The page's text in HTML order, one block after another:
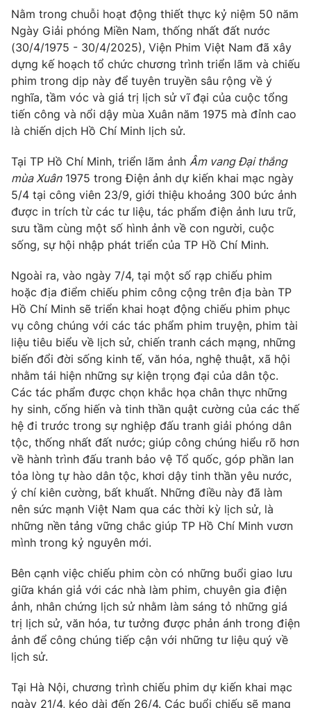
Câu chuyện quốc tế
Tài chính
Thị trường
Góc doanh nghiệp
Dữ liệu và đời sống
Truyền hình
Phim VTV
Hậu trường
Khán giả
Giải sao mai
Giải trí
Điện ảnh
Âm nhạc
Sao
Đời sống
Du lịch
Làm đẹp
Chất lượng cuộc sống
Giáo dục
Tuyển sinh
Học trực tuyến
Công nghệ
Hitech Công nghệ tương lai
Sản phẩm
Thị trường
Tư vấn
Lịch phát sóng
Chuyên mục khác
Emagazine Podcast
Photo Infographic
Video Shorts video
VTV Money VTV Thể thao
VTV Sức khoẻ
Thị trường 24h Tấm lòng Việt
VTV4 Vươn mình bằng AI
VTV9
Liên hệ tòa soạn English
Nằm trong chuỗi hoạt động thiết thực kỷ niệm 50 năm
Ngày Giải phóng Miền Nam, thống nhất đất nước
(30/4/1975 - 30/4/2025), Viện Phim Việt Nam đã xây
dựng kế hoạch tổ chức chương trình triển lãm và chiếu
phim trong dịp này để tuyên truyền sâu rộng về ý
nghĩa, tầm vóc và giá trị lịch sử vĩ đại của cuộc tổng
tiến công và nổi dậy mùa Xuân năm 1975 mà đỉnh cao
là chiến dịch Hồ Chí Minh lịch sử.
Tại TP Hồ Chí Minh, triển lãm ảnh Âm vang Đại thắng
mùa Xuân1975 trong Điện ảnh dự kiến khai mạc ngày
5/4 tại công viên 23/9, giới thiệu khoảng 300 bức ảnh
được in trích từ các tư liệu, tác phẩm điện ảnh lưu trữ,
sưu tầm cùng một số hình ảnh về con người, cuộc
sống, sự hội nhập phát triển của TP Hồ Chí Minh.
Ngoài ra, vào ngày 7/4, tại một số rạp chiếu phim
hoặc địa điểm chiếu phim công cộng trên địa bàn TP
Hồ Chí Minh sẽ triển khai hoạt động chiếu phim phục
vụ công chúng với các tác phẩm phim truyện, phim tài
liệu tiêu biểu về lịch sử, chiến tranh cách mạng, những
biến đổi đời sống kinh tế, văn hóa, nghệ thuật, xã hội
nhằm tái hiện những sự kiện trọng đại của dân tộc.
Các tác phẩm được chọn khắc họa chân thực những
hy sinh, cống hiến và tinh thần quật cường của các thế
hệ đi trước trong sự nghiệp đấu tranh giải phóng dân
tộc, thống nhất đất nước; giúp công chúng hiểu rõ hơn
về hành trình đấu tranh bảo vệ Tổ quốc, góp phần lan
tỏa lòng tự hào dân tộc, khơi dậy tinh thần yêu nước,
ý chí kiên cường, bất khuất. Những điều này đã làm
nên sức mạnh Việt Nam qua các thời kỳ lịch sử, là
những nền tảng vững chắc giúp TP Hồ Chí Minh vươn
mình trong kỷ nguyên mới.
Bên cạnh việc chiếu phim còn có những buổi giao lưu
giữa khán giả với các nhà làm phim, chuyên gia điện
ảnh, nhân chứng lịch sử nhằm làm sáng tỏ những giá
trị lịch sử, văn hóa, tư tưởng được phản ánh trong điện
ảnh để công chúng tiếp cận với những tư liệu quý về
lịch sử.
Tại Hà Nội, chương trình chiếu phim dự kiến khai mạc
ngày 21/4, kéo dài đến 26/4. Các buổi chiếu sẽ mang